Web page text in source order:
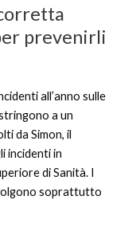
prevenirli
all’anno sulle
a un
da Simon, il
incidenti in
di Sanità. I
soprattutto